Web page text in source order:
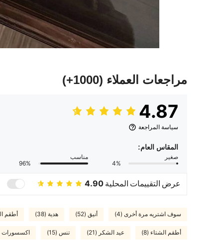
مراجعات العملاء (1000+)
4.87
سياسة المراجعة
المقاس العام:
صغير
4%
مناسب
96%
عرض التقييمات المحلية 4.90
سوف اشتريه مرة أخرى (4) أنيق (52) هدية (38) أطقم
أطقم الشتاء (8) عيد الشكر (21) تنس (15) اكسسورات